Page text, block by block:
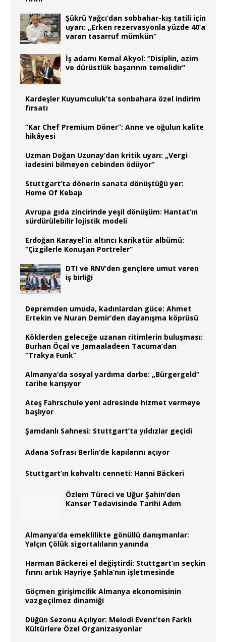
Şükrü Yağcı’dan sobbahar-kış tatili için
uyarı: „Erken rezervasyonla yüzde 40’a
varan tasarruf mümkün“
İş adamı Kemal Akyol: “Disiplin, azim
ve dürüstlük başarının temelidir”
Kardeşler Kuyumculuk’ta sonbahara özel indirim
fırsatı
“Kar Chef Premium Döner”: Anne ve oğulun kalite
hikâyesi
Uzman Doğan Uzunay’dan kritik uyarı: „Vergi
iadesini bilmeyen cebinden ödüyor“
Stuttgart’ta dönerin sanata dönüştüğü yer:
Home Of Kebap
Avrupa gıda zincirinde yeşil dönüşüm: Hantat’ın
sürdürülebilir lojistik modeli
Erdoğan Karayel’in altıncı karikatür albümü:
“Çizgilerle Konuşan Portreler”
DTI ve RNV’den gençlere umut veren
iş birliği
Depremden umuda, kadınlardan güce: Ahmet
Ertekin ve Nuran Demir’den dayanışma köprüsü
Köklerden geleceğe uzanan ritimlerin buluşması:
Burhan Öçal ve Jamaaladeen Tacuma’dan
“Trakya Funk”
Almanya’da sosyal yardıma darbe: „Bürgergeld“
tarihe karışıyor
Ateş Fahrschule yeni adresinde hizmet vermeye
başlıyor
Şamdanlı Sahnesi: Stuttgart’ta yıldızlar geçidi
Adana Sofrası Berlin’de kapılarını açıyor
Stuttgart’ın kahvaltı cenneti: Hanni Bäckeri
Özlem Türeci ve Uğur Şahin’den
Kanser Tedavisinde Tarihi Adım
Almanya‘da emeklilikte gönüllü danışmanlar:
Yalçın Çölük sigortalıların yanında
Harman Bäckerei el değiştirdi: Stuttgart’ın seçkin
fırını artık Hayriye Şahla’nın işletmesinde
Göçmen girişimcilik Almanya ekonomisinin
vazgeçilmez dinamiği
Düğün Sezonu Açılıyor: Melodi Event’ten Farklı
Kültürlere Özel Organizasyonlar